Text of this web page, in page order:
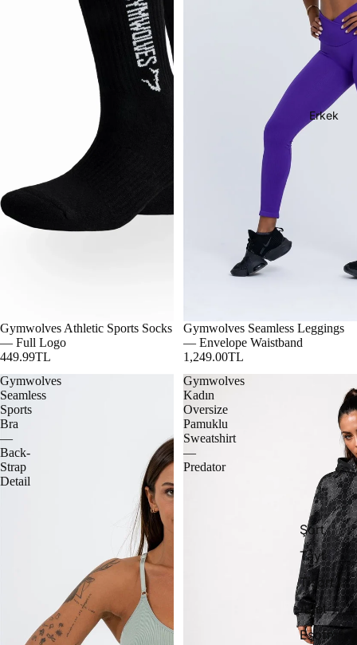
Erkek
Şort
Tayt
Tişört
Atlet
Eşofma
Gymwolves Athletic Sports Socks
— Full Logo
449.99TL
Gymwolves Seamless Leggings
— Envelope Waistband
1,249.00TL
Gymwolves
Seamless
Sports
Bra
—
Back-
Strap
Detail
Gymwolves
Kadın
Oversize
Pamuklu
Sweatshirt
—
Predator